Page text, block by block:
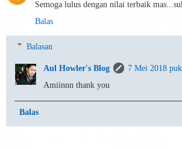
Semoga lulus dengan nilai terbaik
Balas
Balasan
Aul Howler's Blog
7 Mei 2018
Amiinnn thank you
Balas